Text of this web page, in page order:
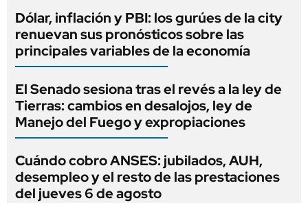
Dólar, inflación y PBI: los gurúes de la city
renuevan sus pronósticos sobre las
principales variables de la economía
El Senado sesiona tras el revés a la ley de
Tierras: cambios en desalojos, ley de
Manejo del Fuego y expropiaciones
Cuándo cobro ANSES: jubilados, AUH,
desempleo y el resto de las prestaciones
del jueves 6 de agosto